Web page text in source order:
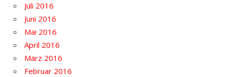
Juli 2016
Juni 2016
Mai 2016
April 2016
März 2016
Februar 2016